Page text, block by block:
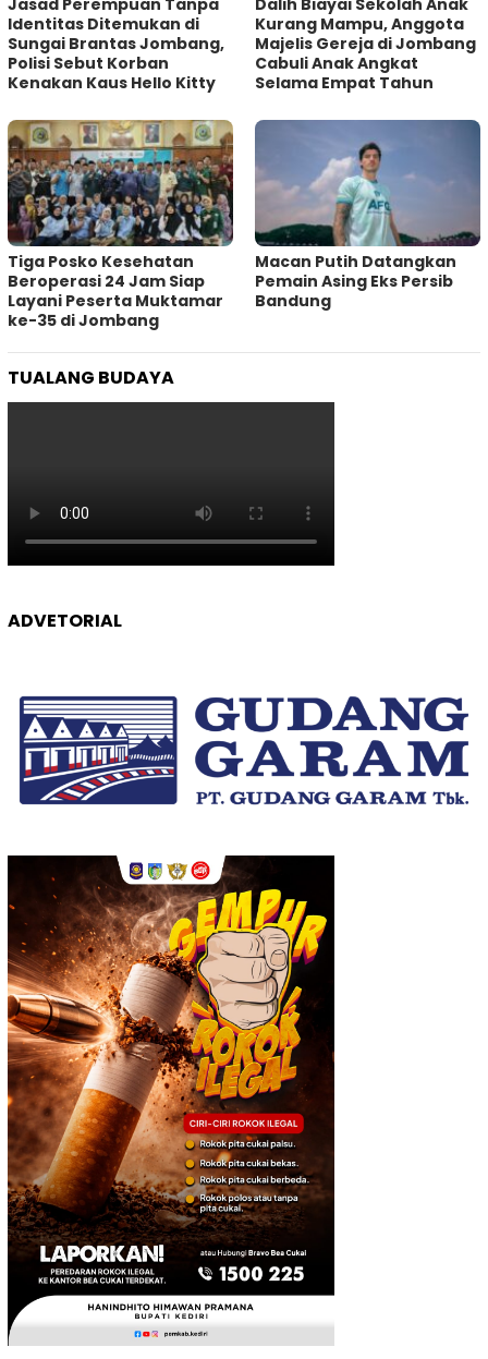
Identitas Ditemukan di
Sungai Brantas Jombang,
Polisi Sebut Korban
Kenakan Kaus Hello Kitty
Kurang Mampu, Anggota
Majelis Gereja di Jombang
Cabuli Anak Angkat
Selama Empat Tahun
Tiga Posko Kesehatan
Beroperasi 24 Jam Siap
Layani Peserta Muktamar
ke-35 di Jombang
Macan Putih Datangkan
Pemain Asing Eks Persib
Bandung
TUALANG BUDAYA
ADVETORIAL